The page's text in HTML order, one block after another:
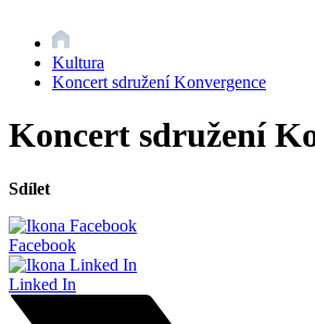
Kultura
Koncert sdružení Konvergence
Koncert sdružení
Sdílet
Facebook
Linked In